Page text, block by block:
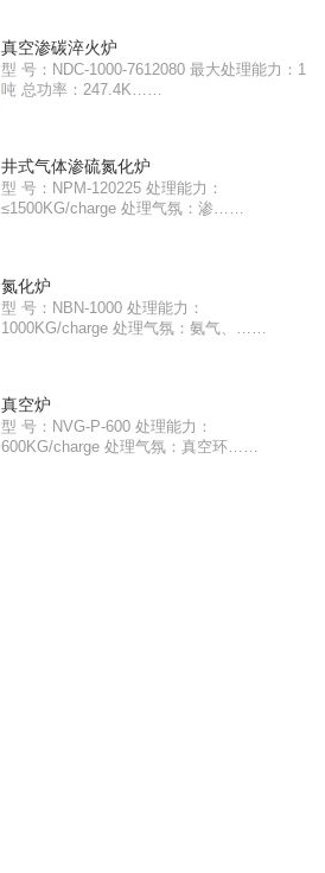
真空渗碳淬火炉
型 号：NDC-1000-7612080 最大处理能力：1
吨 总功率：247.4K……
井式气体渗硫氮化炉
型 号：NPM-120225 处理能力：
≤1500KG/charge 处理气氛：渗……
氮化炉
型 号：NBN-1000 处理能力：
1000KG/charge 处理气氛：氨气、……
真空炉
型 号：NVG-P-600 处理能力：
600KG/charge 处理气氛：真空环……